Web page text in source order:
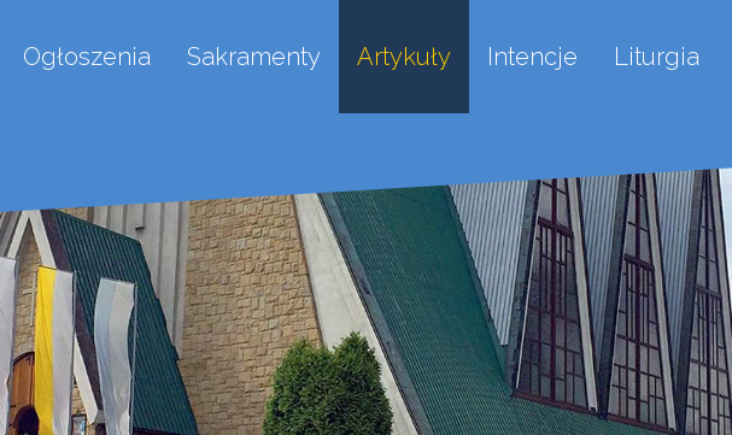
Ogłoszenia Sakramenty Artykuły Intencje Liturgia